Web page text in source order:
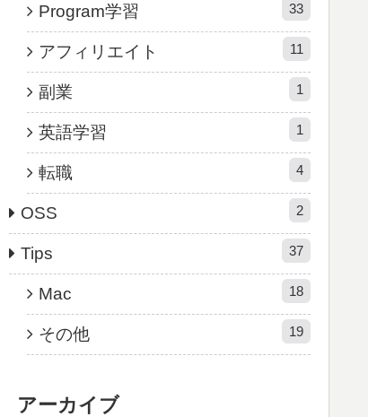
Program学習 33
アフィリエイト 11
副業 1
英語学習 1
転職 4
OSS 2
Tips 37
Mac 18
その他 19
アーカイブ